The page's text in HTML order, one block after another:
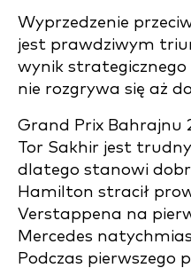
Wyprzedzenie
jest prawdziwym
wynik strategicznego
nie rozgrywa się aż
Grand Prix Bahrajnu
Tor Sakhir jest
dlatego stanowi
Hamilton stracił
Verstappena na
Mercedes
Podczas pierwszego